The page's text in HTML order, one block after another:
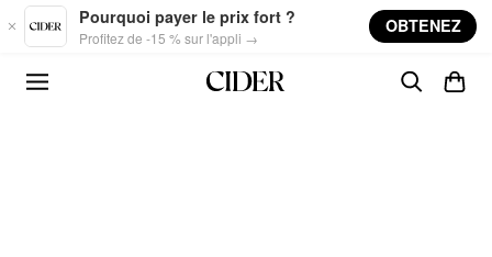
Skip to main content
Pourquoi payer le prix fort ?
Profitez de -15 % sur l'appli →
OBTENEZ